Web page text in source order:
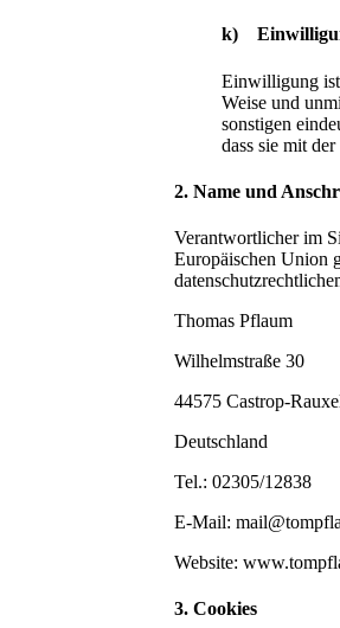
k)
Einwilligung
Weise und
sonstigen
dass sie mit
2. Name und
Verantwortlicher im
Europäischen Union
Thomas Pflaum
Wilhelmstraße 30
44575 Castrop-
Deutschland
Tel.: 02305/12838
E-Mail:
Website:
3. Cookies